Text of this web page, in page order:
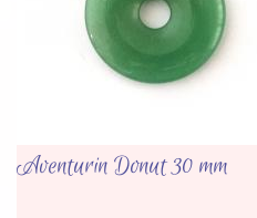
Aventurin Donut 30 mm